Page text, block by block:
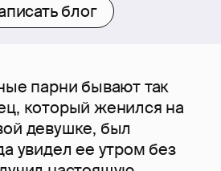
блог
парни бывают так
который женился на
девушке, был
увидел ее утром без